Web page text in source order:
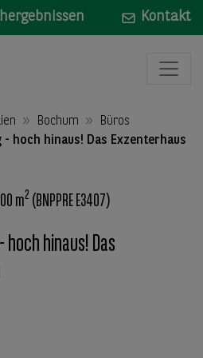
Kontakt
Bochum
Büros
- hoch hinaus! Das Exzenterhaus
m2 (BNPPRE E3407)
hoch hinaus! Das